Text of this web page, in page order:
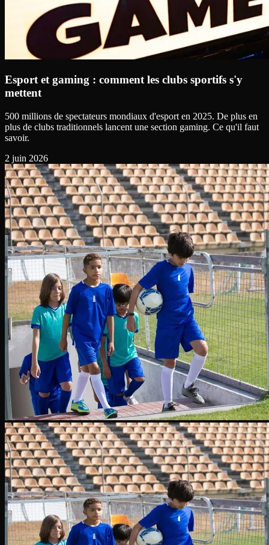
Esport et gaming : comment les clubs sportifs s'y
mettent
500 millions de spectateurs mondiaux d'esport en 2025. De plus en
plus de clubs traditionnels lancent une section gaming. Ce qu'il faut
savoir.
2 juin 2026